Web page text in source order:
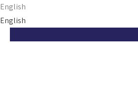
English
English